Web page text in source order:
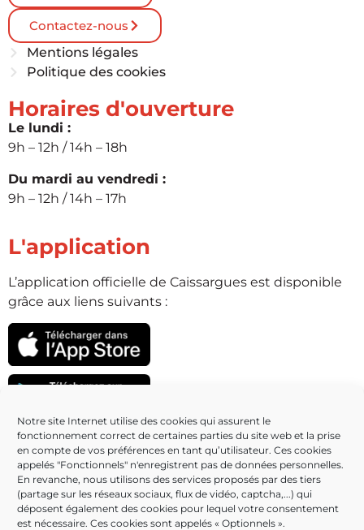
Notre site Internet utilise des cookies qui assurent le
fonctionnement correct de certaines parties du site web et la prise
en compte de vos préférences en tant qu’utilisateur. Ces cookies
appelés "Fonctionnels" n'enregistrent pas de données personnelles.
En revanche, nous utilisons des services proposés par des tiers
(partage sur les réseaux sociaux, flux de vidéo, captcha,...) qui
déposent également des cookies pour lequel votre consentement
est nécessaire. Ces cookies sont appelés « Optionnels ».
Contactez-nous
Mentions légales
Politique des cookies
Horaires d'ouverture
Le lundi :
9h – 12h / 14h – 18h
Du mardi au vendredi :
9h – 12h / 14h – 17h
L'application
L’application officielle de Caissargues est disponible
grâce aux liens suivants :
Partenaires